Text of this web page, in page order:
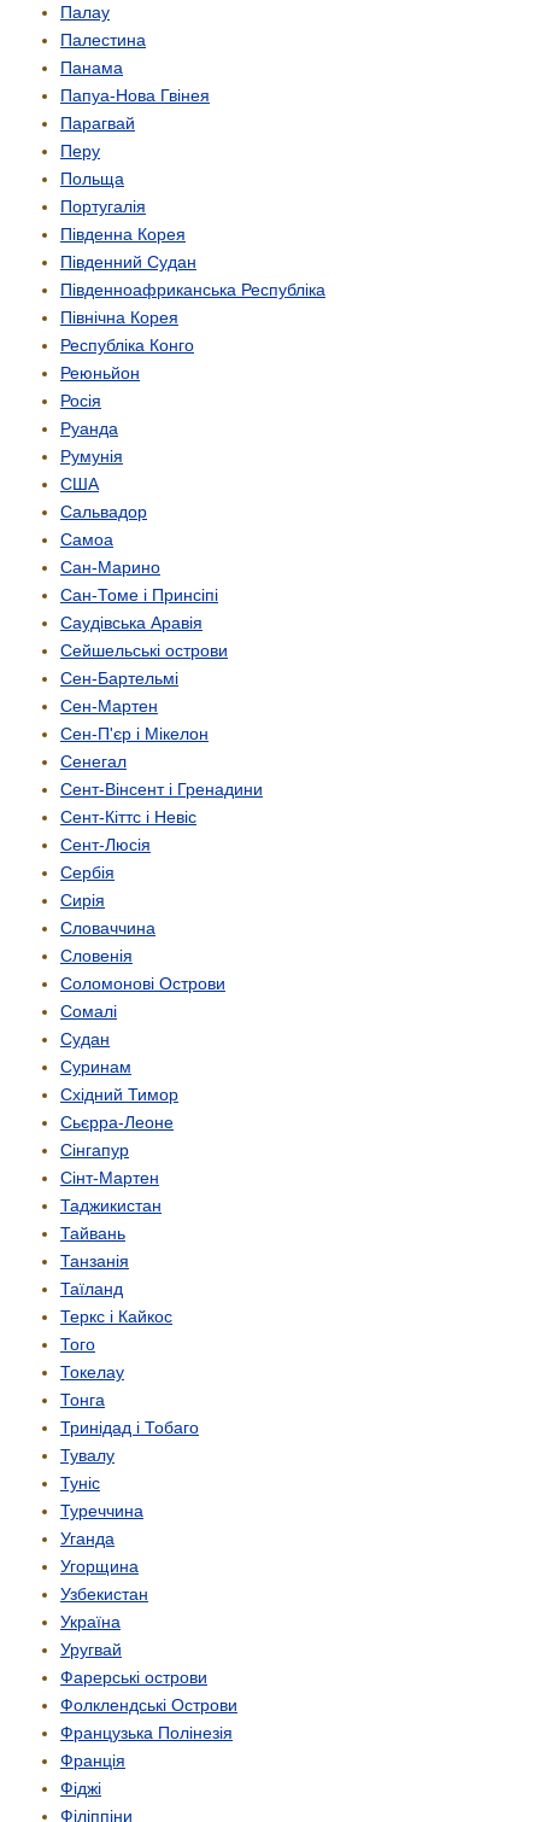
Палау
Палестина
Панама
Папуа-Нова Гвінея
Парагвай
Перу
Польща
Португалія
Південна Корея
Південний Судан
Південно­африканська Республіка
Північна Корея
Республіка Конго
Реюньйон
Росія
Руанда
Румунія
США
Сальвадор
Самоа
Сан-Марино
Сан-Томе і Принсіпі
Саудівська Аравія
Сейшельські острови
Сен-Бартельмі
Сен-Мартен
Сен-П'єр і Мікелон
Сенегал
Сент-Вінсент і Гренадини
Сент-Кіттс і Невіс
Сент-Люсія
Сербія
Сирія
Словаччина
Словенія
Соломонові Острови
Сомалі
Судан
Суринам
Східний Тимор
Сьєрра-Леоне
Сінгапур
Сінт-Мартен
Таджикистан
Тайвань
Танзанія
Таїланд
Теркс і Кайкос
Того
Токелау
Тонга
Тринідад і Тобаго
Тувалу
Туніс
Туреччина
Уганда
Угорщина
Узбекистан
Україна
Уругвай
Фарерські острови
Фолклендські Острови
Французька Полінезія
Франція
Фіджі
Філіппіни